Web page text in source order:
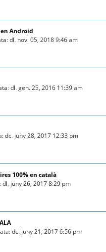
Android
dl. nov. 05, 2018 9:46 am
dl. gen. 25, 2016 11:39 am
dc. juny 28, 2017 12:33 pm
100% en català
dl. juny 26, 2017 8:29 pm
dc. juny 21, 2017 6:56 pm